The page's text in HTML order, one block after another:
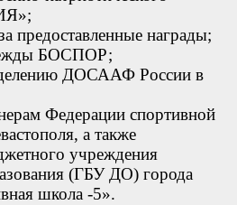
награды;
БОСПОР;
ДОСААФ России в
Федерации спортивной
а также
учреждения
(ГБУ ДО) города
школа -5».